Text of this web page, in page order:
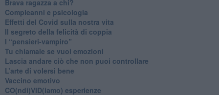
​Brava ragazza a chi?
​Compleanni e psicologia
Effetti del Covid sulla nostra vita
Il segreto della felicità di coppia
​I “pensieri-vampiro”
​Tu chiamale se vuoi emozioni
​Lascia andare ciò che non puoi controllare
L’arte di volersi bene
​Vaccino emotivo
CO(ndi)VID(iamo) esperienze